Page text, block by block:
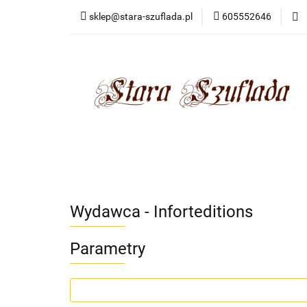
sklep@stara-szuflada.pl 605552646
NOWOŚCI
Wydawca - Inforteditions
Parametry